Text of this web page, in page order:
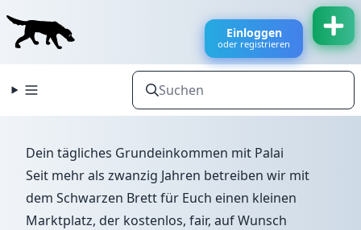
Einloggen
oder registrieren
Dein tägliches Grundeinkommen mit Palai
Seit mehr als zwanzig Jahren betreiben wir mit
dem Schwarzen Brett für Euch einen kleinen
Marktplatz, der kostenlos, fair, auf Wunsch